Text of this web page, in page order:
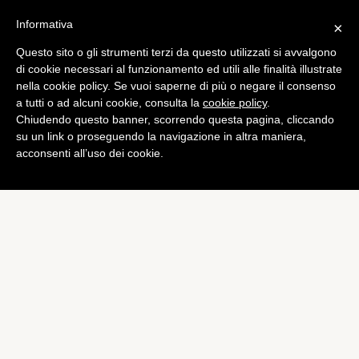
×
Informativa
Questo sito o gli strumenti terzi da questo utilizzati si avvalgono
di cookie necessari al funzionamento ed utili alle finalità illustrate
nella cookie policy. Se vuoi saperne di più o negare il consenso
a tutti o ad alcuni cookie, consulta la cookie policy.
Chiudendo questo banner, scorrendo questa pagina, cliccando
su un link o proseguendo la navigazione in altra maniera,
acconsenti all’uso dei cookie.